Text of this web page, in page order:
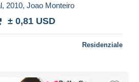
2010, Joao Monteiro
± 0,81 USD
Residenziale